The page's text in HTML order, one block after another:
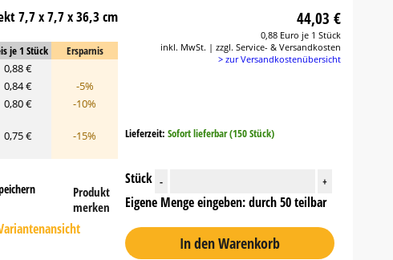
7,7 x 7,7 x 36,3 cm
je 1 Stück
Ersparnis
0,88 €
0,84 €
-5%
0,80 € -10%
0,75 € -15%
Produkt
merken
44,03 €
0,88 Euro je 1 Stück
inkl. MwSt. | zzgl. Service- & Versandkosten
> zur Versandkostenübersicht
Lieferzeit: Sofort lieferbar (150 Stück)
Stück - +
Eigene Menge eingeben: durch 50 teilbar
In den Warenkorb